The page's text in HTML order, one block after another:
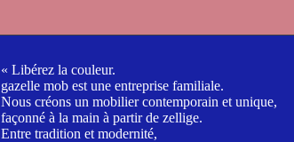
« Libérez la couleur.
gazelle mob est une entreprise familiale.
Nous créons un mobilier contemporain et unique,
façonné à la main à partir de zellige.
Entre tradition et modernité,